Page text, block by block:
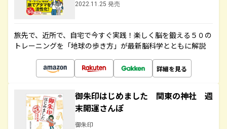
2022.11.25 発売
旅先で、近所で、自宅で今すぐ実践！楽しく脳を鍛える５０の
トレーニングを「地球の歩き方」が最新脳科学とともに解説
詳細を見る
御朱印はじめました 関東の神社 週
末開運さんぽ
御朱印